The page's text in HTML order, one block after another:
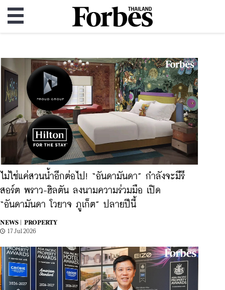
ไม่ใช่แค่สวนน้ำอีกต่อไป! “อันดามันดา” กำลังจะมีรี
สอร์ต พราว-ฮิลตัน ลงนามความร่วมมือ เปิด
“อันดามันดา โวยาจ ภูเก็ต” ปลายปีนี้
NEWS |
PROPERTY
17 Jul 2026